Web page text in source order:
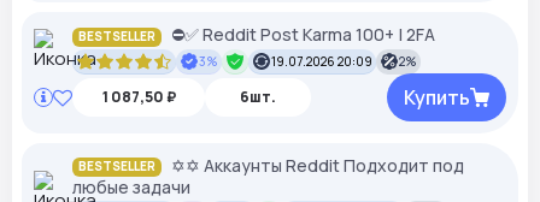
BESTSELLER ⛔️✅ Reddit Post Karma 100+ | 2FA
3% 19.07.2026 20:09 2%
1 087,50 ₽ 6шт. Купить
BESTSELLER
✡✡ Аккаунты Reddit Подходит под
любые задачи